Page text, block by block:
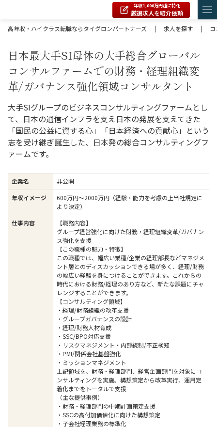
年収1,000万円超に特化
厳選求人を紹介依頼
高年収・ハイクラス転職ならタイグロンパートナーズ
| 求人を探す |
日本最大手SI母体の大手総合グローバル
コンサルファームでの財務・経理組織変
革/ガバナンス強化領域コンサルタント
大手SIグループのビジネスコンサルティングファームとし
て、日本の通信インフラを支え日本の発展を支えてきた
「国民の公益に資する心」「日本経済への貢献心」という
志を受け継ぎ誕生した、日本発の総合コンサルティングフ
ァームです。
企業名
非公開
年収イメージ
600万円〜2000万円（経験・能力を考慮の上当社規定に
より決定）
仕事内容
【職務内容】
グループ経営強化に向けた財務・経理組織変革/ガバナン
ス強化を支援
【この職種の魅力・特徴】
この職種では、幅広い業種/企業の経理部長などマネジメ
ント層とのディスカッションできる場が多く、経理/財務
の幅広い経験を身につけることができます。これからの
時代における財務/経理のあり方など、新たな課題にチャ
レンジすることができます。
【コンサルティング領域】
・経理/財務組織の改革支援
・グループガバナンスの設計
・経理/財務人材育成
・SSC/BPO対応支援
・リスクマネジメント・内部統制/不正検知
・PMI/関係会社基盤強化
・ミッションマネジメント
上記領域を、財務・経理部門、経営企画部門を対象にコ
ンサルティングを実施。構想策定から改革実行、運用定
着化までをトータルで支援
（主な提供事例）
・財務・経理部門の中期計画策定支援
・SSCの高付加価値化に向けた構想策定
・子会社経理業務の標準化